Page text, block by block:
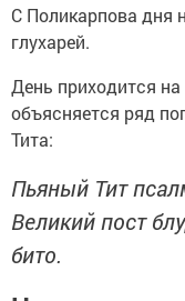
С Поликарпова дня
глухарей.
День приходится
объясняется ряд
Тита:
Пьяный Тит
Великий пост
бито.